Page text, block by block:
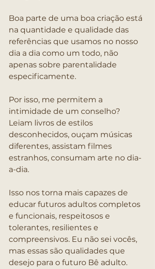
Boa parte de uma boa criação está
na quantidade e qualidade das
referências que usamos no nosso
dia a dia como um todo, não
apenas sobre parentalidade
especificamente.
Por isso, me permitem a
intimidade de um conselho?
Leiam livros de estilos
desconhecidos, ouçam músicas
diferentes, assistam filmes
estranhos, consumam arte no dia-
a-dia.
Isso nos torna mais capazes de
educar futuros adultos completos
e funcionais, respeitosos e
tolerantes, resilientes e
compreensivos. Eu não sei vocês,
mas essas são qualidades que
desejo para o futuro Bê adulto.